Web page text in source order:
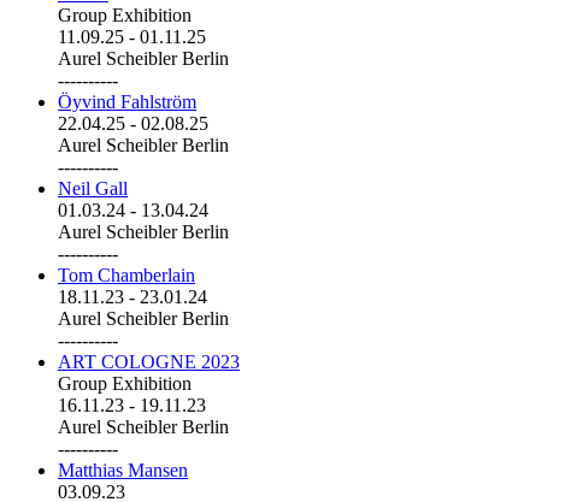
Group Exhibition
11.09.25 - 01.11.25
Aurel Scheibler Berlin
----------
Öyvind Fahlström
22.04.25 - 02.08.25
Aurel Scheibler Berlin
----------
Neil Gall
01.03.24 - 13.04.24
Aurel Scheibler Berlin
----------
Tom Chamberlain
18.11.23 - 23.01.24
Aurel Scheibler Berlin
----------
ART COLOGNE 2023
Group Exhibition
16.11.23 - 19.11.23
Aurel Scheibler Berlin
----------
Matthias Mansen
03.09.23